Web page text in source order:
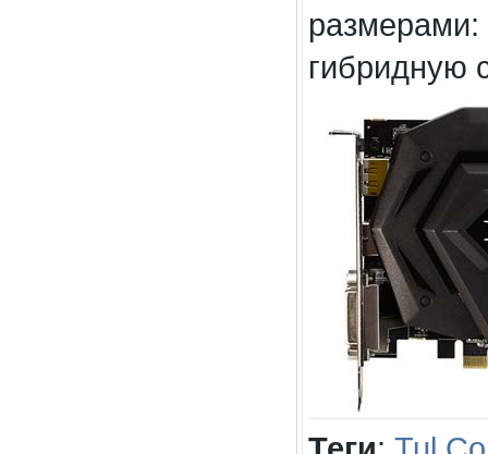
гибридную